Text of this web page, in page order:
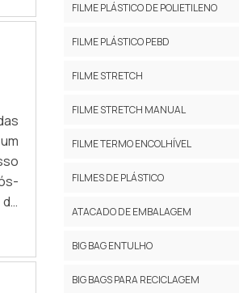
e
FILME PLÁSTICO DE POLIETILENO
FILME PLÁSTICO PEBD
FILME STRETCH
FILME STRETCH MANUAL
FILME TERMO ENCOLHÍVEL
FILMES DE PLÁSTICO
ATACADO DE EMBALAGEM
BIG BAG ENTULHO
BIG BAGS PARA RECICLAGEM